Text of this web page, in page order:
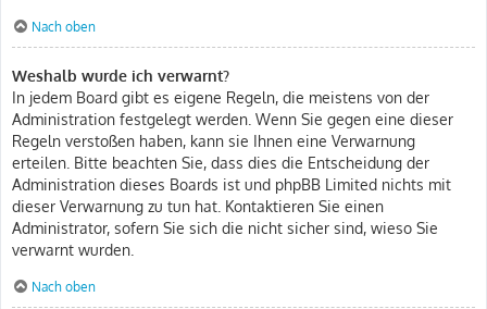
Nach oben
Weshalb wurde ich verwarnt?
In jedem Board gibt es eigene Regeln, die meistens von der
Administration festgelegt werden. Wenn Sie gegen eine dieser
Regeln verstoßen haben, kann sie Ihnen eine Verwarnung
erteilen. Bitte beachten Sie, dass dies die Entscheidung der
Administration dieses Boards ist und phpBB Limited nichts mit
dieser Verwarnung zu tun hat. Kontaktieren Sie einen
Administrator, sofern Sie sich die nicht sicher sind, wieso Sie
verwarnt wurden.
Nach oben